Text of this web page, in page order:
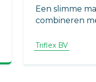
Een slimme
combineren
systeem is
isoleren en/of
galerij- en
Triflex BV